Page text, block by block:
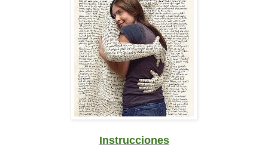
Instrucciones